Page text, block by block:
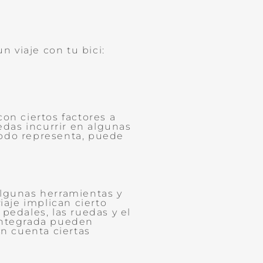
viaje con tu bici:
ciertos factores a
incurrir en algunas
representa, puede
herramientas y
implican cierto
las ruedas y el
pueden
cuenta ciertas